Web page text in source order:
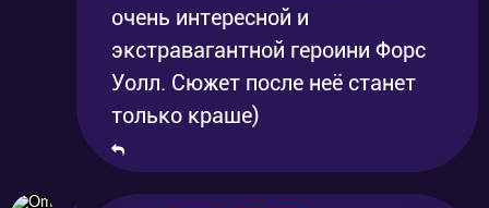
очень интересной и
экстравагантной героини Форс
Уолл. Сюжет после неё станет
только краше)